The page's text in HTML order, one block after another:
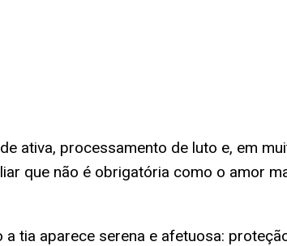
ativa, processamento de luto e, em
que não é obrigatória como o amor
tia aparece serena e afetuosa: